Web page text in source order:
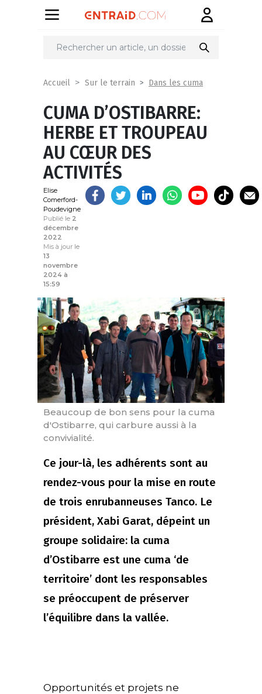
Partager
Accueil Sur le terrain Dans les cuma
CUMA D’OSTIBARRE:
HERBE ET TROUPEAU
AU CŒUR DES
ACTIVITÉS
Elise
Comerford-
Poudevigne
Publié le 2
décembre
2022
Mis à jour le
13
novembre
2024 à
15:59
Beaucoup de bon sens pour la cuma
d'Ostibarre, qui carbure aussi à la
convivialité.
Ce jour-là, les adhérents sont au
rendez-vous pour la mise en route
de trois enrubanneuses Tanco. Le
président, Xabi Garat, dépeint un
groupe solidaire: la cuma
d’Ostibarre est une cuma ‘de
territoire’ dont les responsables
se préoccupent de préserver
l’équilibre dans la vallée.
Opportunités et projets ne